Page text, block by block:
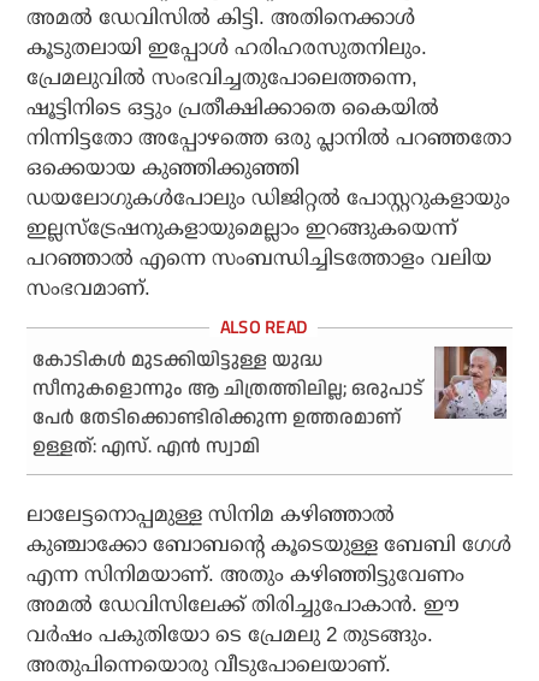
അമൽ ഡേവിസിൽ കിട്ടി. അതിനെക്കാൾ
കൂടുതലായി ഇപ്പോൾ ഹരിഹരസുതനിലും.
പ്രേമലുവിൽ സംഭവിച്ചതുപോലെത്തന്നെ,
ഷൂട്ടിനിടെ ഒട്ടും പ്രതീക്ഷിക്കാതെ കൈയിൽ
നിന്നിട്ടതോ അപ്പോഴത്തെ ഒരു പ്ലാനിൽ പറഞ്ഞതോ
ഒക്കെയായ കുഞ്ഞിക്കുഞ്ഞി
ഡയലോഗുകൾപോലും ഡിജിറ്റൽ പോസ്റ്ററുകളായും
ഇല്ലസ്ട്രേഷനുകളായുമെല്ലാം ഇറങ്ങുകയെന്ന്
പറഞ്ഞാൽ എന്നെ സംബന്ധിച്ചിടത്തോളം വലിയ
സംഭവമാണ്.
കോടികള്‍ മുടക്കിയിട്ടുള്ള യുദ്ധ
സീനുകളൊന്നും ആ ചിത്രത്തിലില്ല; ഒരുപാട്
പേര്‍ തേടിക്കൊണ്ടിരിക്കുന്ന ഉത്തരമാണ്
ഉള്ളത്: എസ്. എന്‍ സ്വാമി
ലാലേട്ടനൊപ്പമുള്ള സിനിമ കഴിഞ്ഞാൽ
കുഞ്ചാക്കോ ബോബൻ്റെ കൂടെയുള്ള ബേബി ഗേൾ
എന്ന സിനിമയാണ്. അതും കഴിഞ്ഞിട്ടുവേണം
അമൽ ഡേവിസിലേക്ക് തിരിച്ചുപോകാൻ. ഈ
വർഷം പകുതിയോ ടെ പ്രേമലു 2 തുടങ്ങും.
അതുപിന്നെയൊരു വീടുപോലെയാണ്.